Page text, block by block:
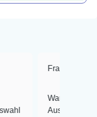
Frank Hackmayer
Warenanlieferung Top und
Auswahl plus